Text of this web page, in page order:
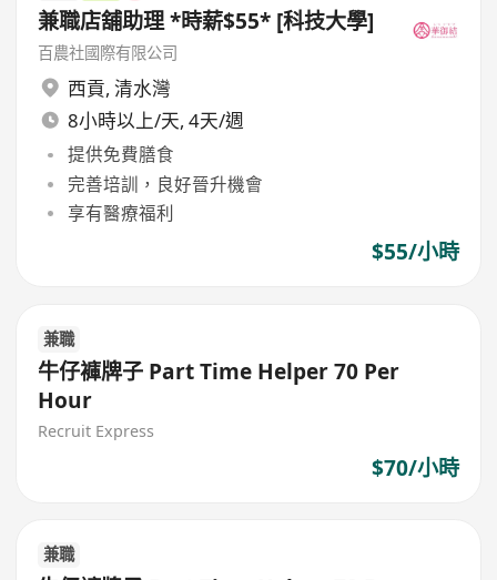
兼職店舖助理 *時薪$55* [科技大學]
百農社國際有限公司
西貢, 清水灣
8小時以上/天, 4天/週
提供免費膳食
完善培訓，良好晉升機會
享有醫療福利
$55/小時
兼職
牛仔褲牌子 Part Time Helper 70 Per
Hour
Recruit Express
$70/小時
兼職